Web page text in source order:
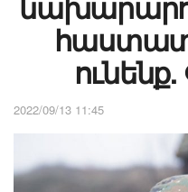
2022/09/13 11:45